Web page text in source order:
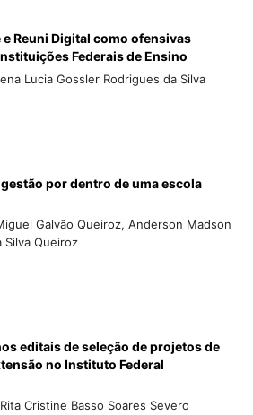
Reuni Digital como ofensivas
Federais de Ensino
Lucia Gossler Rodrigues da Silva
por dentro de uma escola
Galvão Queiroz, Anderson Madson
Silva Queiroz
editais de seleção de projetos de
no Instituto Federal
Cristine Basso Soares Severo